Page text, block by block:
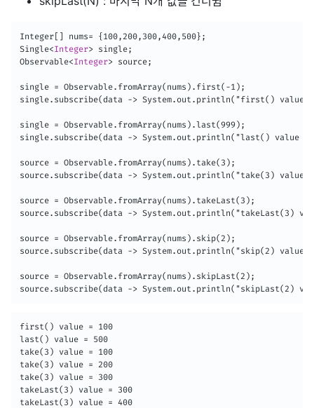
Integer[] nums= {100,200,300,400,500};
Single<Integer> single;
Observable<Integer> source;
single = Observable.fromArray(nums).first(-1);
single.subscribe(data -> System.out.println("first() value
single = Observable.fromArray(nums).last(999);
single.subscribe(data -> System.out.println("last() value =
source = Observable.fromArray(nums).take(3);
source.subscribe(data -> System.out.println("take(3) value
source = Observable.fromArray(nums).takeLast(3);
source.subscribe(data -> System.out.println("takeLast(3)
source = Observable.fromArray(nums).skip(2);
source.subscribe(data -> System.out.println("skip(2) value
source = Observable.fromArray(nums).skipLast(2);
source.subscribe(data -> System.out.println("skipLast(2)
first() value = 100
last() value = 500
take(3) value = 100
take(3) value = 200
take(3) value = 300
takeLast(3) value = 300
takeLast(3) value = 400